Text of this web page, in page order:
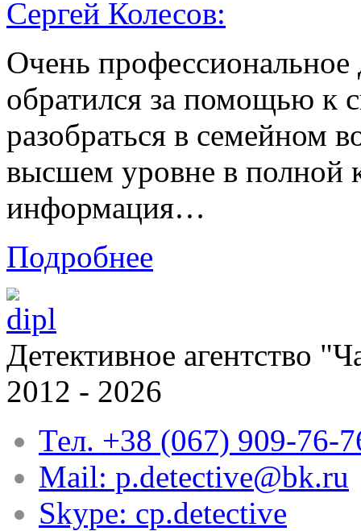
Сергей Колесов:
Очень профессиональное
обратился за помощью к
разобраться в семейном
высшем уровне в полной
информация…
Подробнее
Детективное агентство
2012 - 2026
Тел. +38 (067) 909-76-
Mail: p.detective@bk.ru
Skype: cp.detective